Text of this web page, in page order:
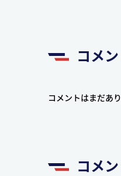
コメ
コメントはまだあ
コメ